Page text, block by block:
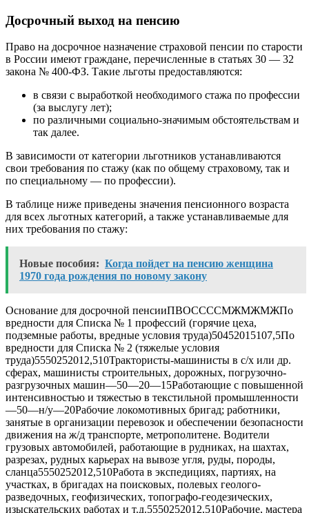
Досрочный выход на пенсию
Право на досрочное назначение страховой пенсии по старости
в России имеют граждане, перечисленные в статьях 30 — 32
закона № 400-ФЗ. Такие льготы предоставляются:
в связи с выработкой необходимого стажа по профессии
(за выслугу лет);
по различными социально-значимым обстоятельствам и
так далее.
В зависимости от категории льготников устанавливаются
свои требования по стажу (как по общему страховому, так и
по специальному — по профессии).
В таблице ниже приведены значения пенсионного возраста
для всех льготных категорий, а также устанавливаемые для
них требования по стажу:
Новые пособия: Когда пойдет на пенсию женщина
1970 года рождения по новому закону
Основание для досрочной пенсииПВОССССМЖМЖМЖПо
вредности для Списка № 1 профессий (горячие цеха,
подземные работы, вредные условия труда)50452015107,5По
вредности для Списка № 2 (тяжелые условия
труда)5550252012,510Трактористы-машинисты в с/х или др.
сферах, машинисты строительных, дорожных, погрузочно-
разгрузочных машин—50—20—15Работающие с повышенной
интенсивностью и тяжестью в текстильной промышленности
—50—н/у—20Рабочие локомотивных бригад; работники,
занятые в организации перевозок и обеспечении безопасности
движения на ж/д транспорте, метрополитене. Водители
грузовых автомобилей, работающие в рудниках, на шахтах,
разрезах, рудных карьерах на вывозе угля, руды, породы,
сланца5550252012,510Работа в экспедициях, партиях, на
участках, в бригадах на поисковых, полевых геолого-
разведочных, геофизических, топографо-геодезических,
изыскательских работах и т.д.5550252012,510Рабочие, мастера